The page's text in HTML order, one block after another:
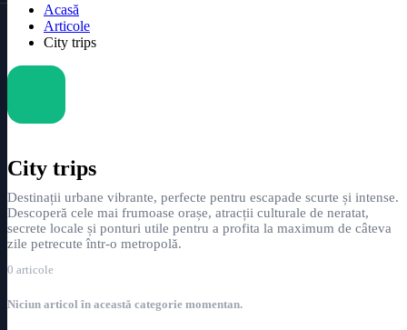
Acasă
Articole
City trips
City trips
Destinații urbane vibrante, perfecte pentru escapade scurte și intense.
Descoperă cele mai frumoase orașe, atracții culturale de neratat,
secrete locale și ponturi utile pentru a profita la maximum de câteva
zile petrecute într-o metropolă.
0 articole
Niciun articol în această categorie momentan.